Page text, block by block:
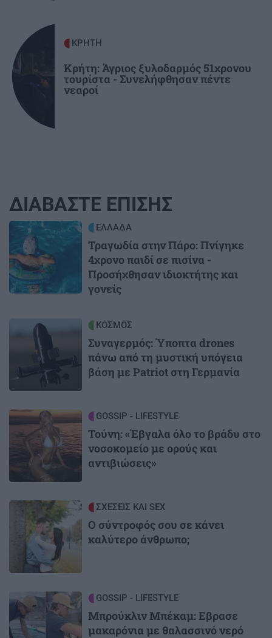
ΚΡΗΤΗ
Κρήτη: Άγριος ξυλοδαρμός 51χρονου
τουρίστα - Συνελήφθησαν πέντε
νεαροί
ΔΙΑΒΑΣΤΕ ΕΠΙΣΗΣ
Image ΕΛΛΑΔΑ
Τραγωδία στην Πάρο: Πνίγηκε
4χρονο παιδί σε πισίνα -
Προσήχθησαν ιδιοκτήτης και
γονείς
Image ΚΟΣΜΟΣ
Συναγερμός: Ύποπτα drones
πάνω από τη μυστική υπόγεια
βάση με Patriot στη Γερμανία
Image GOSSIP - LIFESTYLE
Τούνη: «Έβγαλα όλο το βράδυ στο
νοσοκομείο με ορούς και
αντιβιώσεις»
ΣΧΕΣΕΙΣ ΚΑΙ SEX
Ο σύντροφός σου σε κάνει
καλύτερο άνθρωπο;
Image GOSSIP - LIFESTYLE
Μπρούκλιν Μπέκαμ: Εβρασε
μακαρόνια με θαλασσινό νερό